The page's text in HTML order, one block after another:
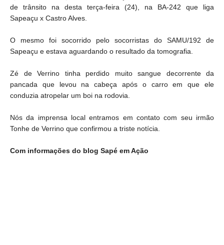
de trânsito na desta terça-feira (24), na BA-242 que liga
Sapeaçu x Castro Alves.
O mesmo foi socorrido pelo socorristas do SAMU/192 de
Sapeaçu e estava aguardando o resultado da tomografia.
Zé de Verrino tinha perdido muito sangue decorrente da
pancada que levou na cabeça após o carro em que ele
conduzia atropelar um boi na rodovia.
Nós da imprensa local entramos em contato com seu irmão
Tonhe de Verrino que confirmou a triste notícia.
Com informações do blog Sapé em Ação